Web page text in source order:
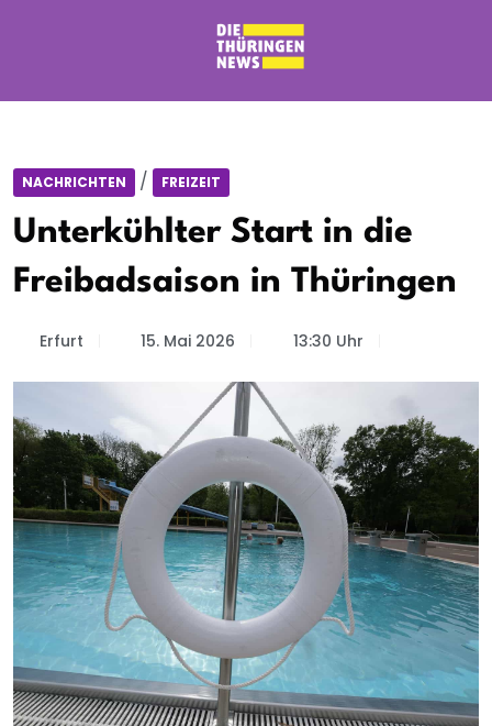
NACHRICHTEN / FREIZEIT
Unterkühlter Start in die
Freibadsaison in Thüringen
Erfurt 15. Mai 2026 13:30 Uhr